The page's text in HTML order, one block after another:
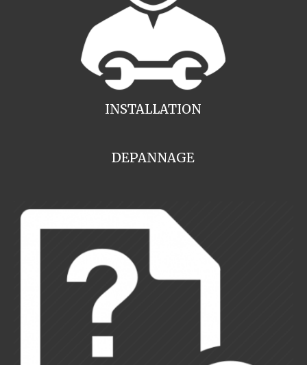
INSTALLATION
DEPANNAGE